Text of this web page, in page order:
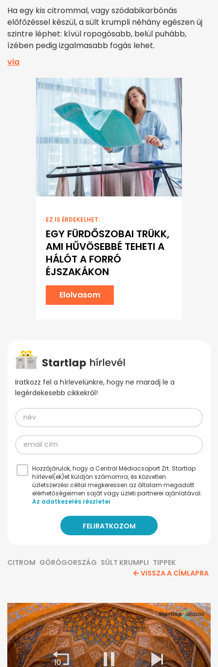
Ha egy kis citrommal, vagy szódabikarbónás
előfőzéssel készül, a sült krumpli néhány egészen új
szintre léphet: kívül ropogósabb, belül puhább,
ízében pedig izgalmasabb fogás lehet.
via
EZ IS ÉRDEKELHET:
EGY FÜRDŐSZOBAI TRÜKK,
AMI HŰVÖSEBBÉ TEHETI A
HÁLÓT A FORRÓ
ÉJSZAKÁKON
Elolvasom
Iratkozz fel a hírlevelünkre, hogy ne maradj le a
legérdekesebb cikkekről!
Hozzájárulok, hogy a Central Médiacsoport Zrt. Startlap
hírlevel(ek)et küldjön számomra, és közvetlen
üzletszerzési céllal megkeressen az általam megadott
elérhetőségeimen saját vagy üzleti partnerei ajánlatával.
Az adatkezelés részletei
CITROM GÖRÖGORSZÁG SÜLT KRUMPLI TIPPEK
VISSZA A CÍMLAPRA